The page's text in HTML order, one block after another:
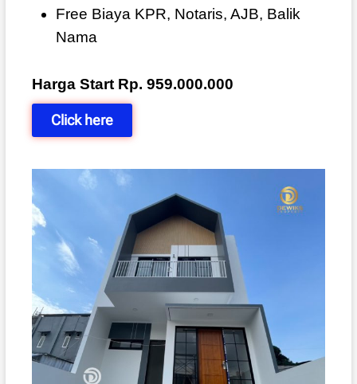
Free Biaya KPR, Notaris, AJB, Balik
Nama
Harga Start Rp. 959.000.000
Click here